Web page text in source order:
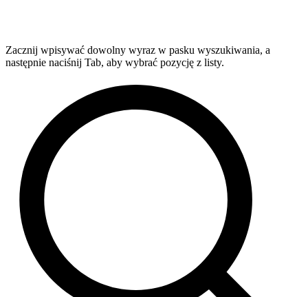
Zacznij wpisywać dowolny wyraz w pasku wyszukiwania, a
następnie naciśnij Tab, aby wybrać pozycję z listy.